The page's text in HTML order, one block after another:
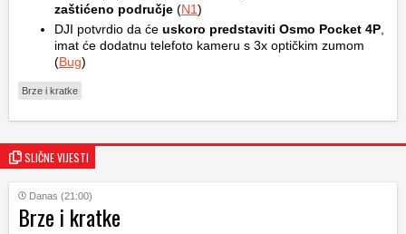
zaštićeno područje (N1)
DJI potvrdio da će uskoro predstaviti Osmo Pocket 4P
imat će dodatnu telefoto kameru s 3x optičkim zumom
(Bug)
Brze i kratke
SLIČNE VIJESTI
Danas (21:00)
Brze i kratke